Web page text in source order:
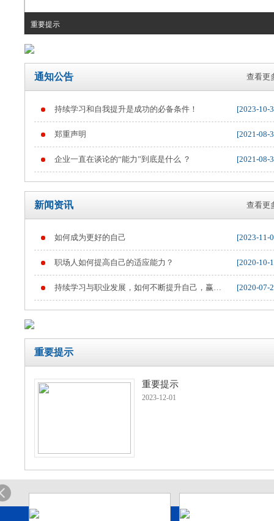
重要提示
重要提示
通知公告 查看更
持续学习和自我提升是成功的必备条件！ [2023-10-
郑重声明 [2021-08-
企业一直在谈论的“能力”到底是什么 ？ [2021-08-
新闻资讯 查看更
如何成为更好的自己 [2023-11-
职场人如何提高自己的适应能力？ [2020-10-
持续学习与职业发展，如何不断提升自己，赢得
职业竞争
[2020-07-
重要提示
重要提示
2023-12-01